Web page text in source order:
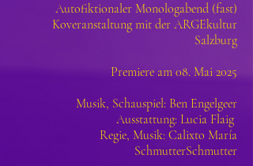
Autofiktionaler Monologabend (fast)
Koveranstaltung mit der ARGEkultur
Salzburg
Premiere am 08. Mai 2025
Musik, Schauspiel: Ben Engelgeer
Ausstattung: Lucia Flaig
Regie, Musik: Calixto María
SchmutterSchmutter